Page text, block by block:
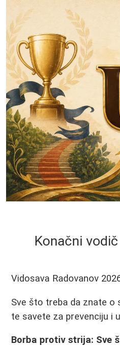
Konačni
Vidosava Radovanov
Sve što treba da znate o
te savete za prevenciju i
Borba protiv strija: Sve